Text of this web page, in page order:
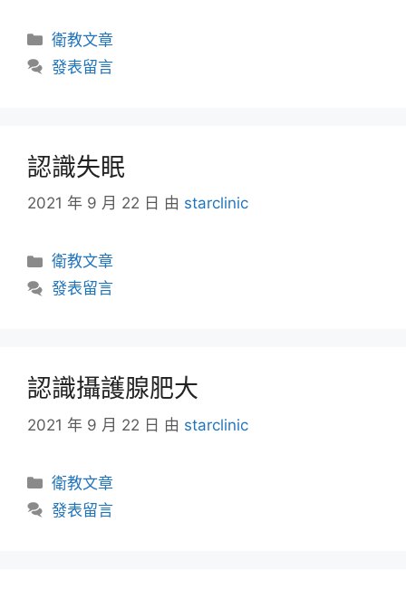
衛教文章
發表留言
認識失眠
2021 年 9 月 22 日 由 starclinic
衛教文章
發表留言
認識攝護腺肥大
2021 年 9 月 22 日 由 starclinic
衛教文章
發表留言